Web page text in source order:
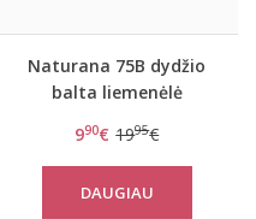
Naturana 75B dydžio
balta liemenėlė
990€ 1995€
DAUGIAU